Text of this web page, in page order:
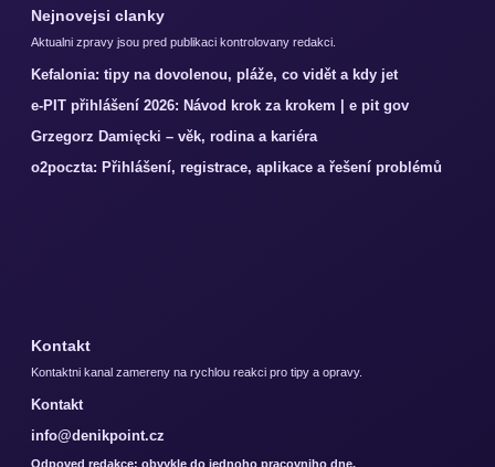
Nejnovejsi clanky
Aktualni zpravy jsou pred publikaci kontrolovany redakci.
Kefalonia: tipy na dovolenou, pláže, co vidět a kdy jet
e-PIT přihlášení 2026: Návod krok za krokem | e pit gov
Grzegorz Damięcki – věk, rodina a kariéra
o2poczta: Přihlášení, registrace, aplikace a řešení problémů
Kontakt
Kontaktni kanal zamereny na rychlou reakci pro tipy a opravy.
Kontakt
info@denikpoint.cz
Odpoved redakce: obvykle do jednoho pracovniho dne.